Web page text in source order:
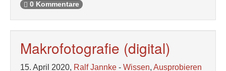
0 Kommentare
Makrofotografie (digital)
15. April 2020, Ralf Jannke - Wissen, Ausprobieren